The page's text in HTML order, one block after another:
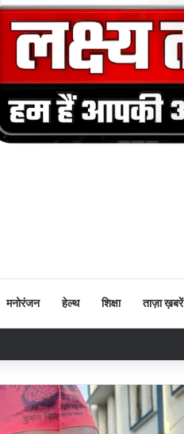
मनोरंजन हेल्थ शिक्षा ताज़ा ख़बरें